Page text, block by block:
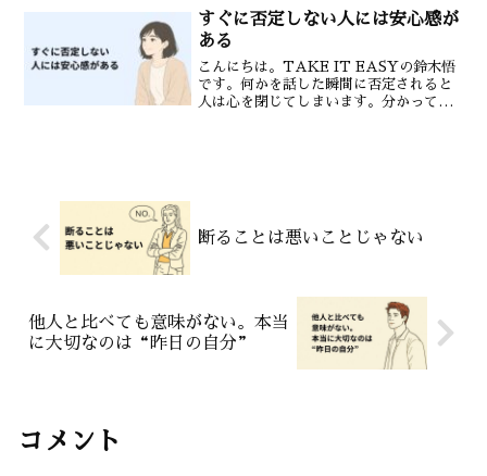
ても効果的なのが「相手を褒める」とい
う行動です。今回はメンタ...
すぐに否定しない人には安心感が
ある
こんにちは。TAKE IT EASYの鈴木悟
です。何かを話した瞬間に否定されると
人は心を閉じてしまいます。分かっても
断ることは悪いことじゃない
他人と比べても意味がない。本当
に大切なのは“昨日の自分”
コメント